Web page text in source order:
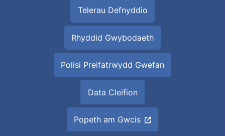
Telerau Defnyddio
Rhyddid Gwybodaeth
Polisi Preifatrwydd Gwefan
Data Cleifion
Popeth am Gwcis